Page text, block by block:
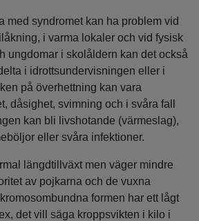
med syndromet kan ha problem vid
i varma lokaler och vid fysisk
ungdomar i skolåldern kan det också
i idrottsundervisningen eller i
på överhettning kan vara
dåsighet, svimning och i svåra fall
kan bli livshotande (värmeslag),
eller svåra infektioner.
längdtillväxt men väger mindre
av pojkarna och de vuxna
formen har ett lågt
det vill säga kroppsvikten i kilo i